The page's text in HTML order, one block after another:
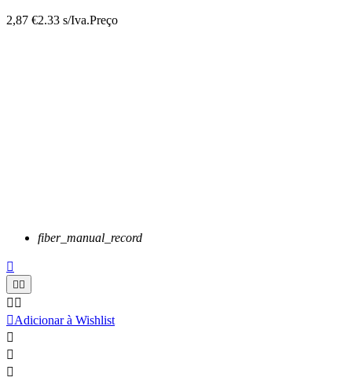
2,87 €2.33 s/Iva.Preço
fiber_manual_record


 
Adicionar à Wishlist


